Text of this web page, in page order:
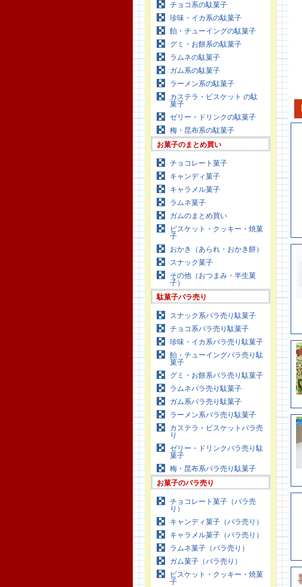
チョコ系の駄菓子
珍味・イカ系の駄菓子
飴・チューイングの駄菓子
グミ・お餅系の駄菓子
ラムネの駄菓子
ガム系の駄菓子
ラーメン系の駄菓子
カステラ・ビスケット の駄
菓子
ゼリー・ドリンクの駄菓子
梅・昆布系の駄菓子
お菓子のまとめ買い
チョコレート菓子
キャンディ菓子
キャラメル菓子
ラムネ菓子
ガムのまとめ買い
ビスケット・クッキー・焼菓
子
おかき（あられ・おかき餅）
スナック菓子
その他（おつまみ・半生菓
子）
駄菓子バラ売り
スナック系バラ売り駄菓子
チョコ系バラ売り駄菓子
珍味・イカ系バラ売り駄菓子
飴・チューイングバラ売り駄
菓子
グミ・お餅系バラ売り駄菓子
ラムネバラ売り駄菓子
ガム系バラ売り駄菓子
ラーメン系バラ売り駄菓子
カステラ・ビスケットバラ売
り
ゼリー・ドリンクバラ売り駄
菓子
梅・昆布系バラ売り駄菓子
お菓子のバラ売り
チョコレート菓子（バラ売
り）
キャンディ菓子（バラ売り）
キャラメル菓子（バラ売り）
ラムネ菓子（バラ売り）
ガム菓子（バラ売り）
ビスケット・クッキー・焼菓
子